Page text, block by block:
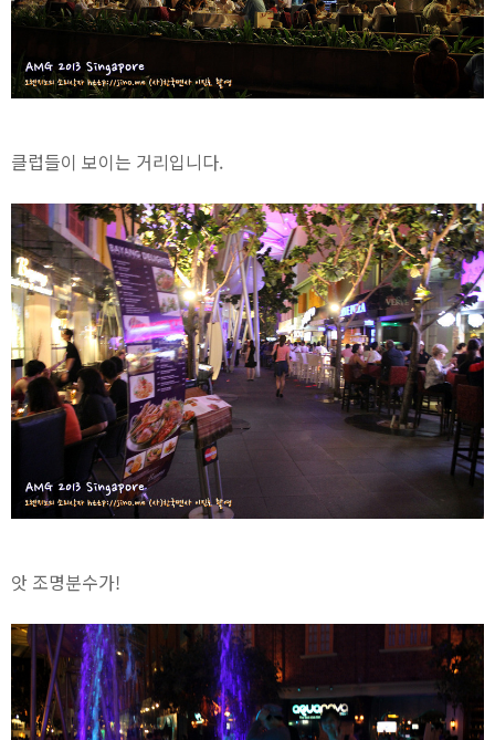
클럽들이 보이는 거리입니다.
앗 조명분수가!